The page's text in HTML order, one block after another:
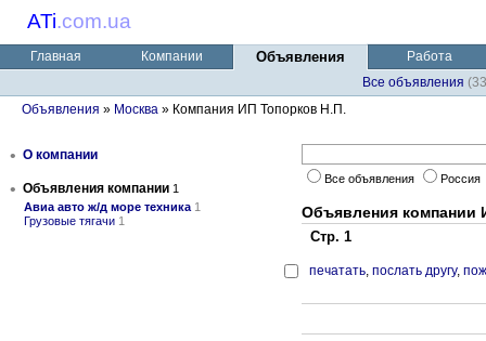
ATi.com.ua
Главная Компании Объявления
Работа
Все объявления
Объявления » Москва » Компания ИП Топорков Н.П.
• О компании
• Объявления компании 1
Авиа авто ж/д море техника 1
Грузовые тягачи 1
Все объявления Россия
Объявления компании
Стр. 1
печатать, послать другу,